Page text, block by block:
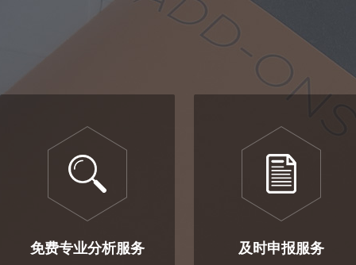
免费专业分析服务 及时申报服务